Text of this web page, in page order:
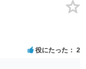
役にたった 2